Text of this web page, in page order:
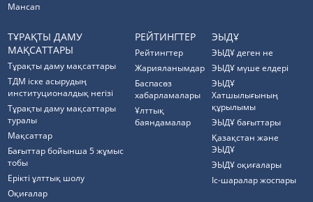
Мансап
ТҰРАҚТЫ ДАМУ
МАҚСАТТАРЫ
Тұрақты даму мақсаттары
ТДМ іске асырудың
институционалдық негізі
Тұрақты даму мақсаттары
туралы
Мақсаттар
Бағыттар бойынша 5 жұмыс
тобы
Ерікті ұлттық шолу
Оқиғалар
РЕЙТИНГТЕР
Рейтингтер
Жарияланымдар
Баспасөз
хабарламалары
Ұлттық
баяндамалар
ЭЫДҰ
ЭЫДҰ деген не
ЭЫДҰ мүше елдері
ЭЫДҰ
Хатшылығының
құрылымы
ЭЫДҰ бағыттары
Қазақстан және
ЭЫДҰ
ЭЫДҰ оқиғалары
Іс-шаралар жоспары